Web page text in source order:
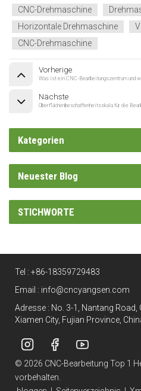
CNC-Drehmaschine
Horizontale Drehmaschine
CNC-Drehmaschine
Vorherige
Was ist ein CNC-Bearbeitungszentrum und
Nächste
Oberflächenbeschaffenheitsskala für die
Kategorien
Neuester Blog
STICHWORTE
Tel : +86-18359729483
Email : info@cncyangsen.com
Adresse : No. 3-1, Nantang
Xiamen City, Fujian Province,
© 2026 CNC-Bearbeitung Top 1
vorbehalten.